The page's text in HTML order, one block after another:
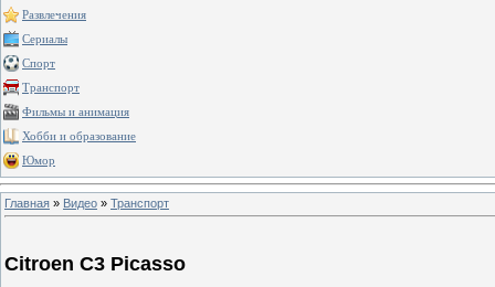
Развлечения
Сериалы
Спорт
Транспорт
Фильмы и анимация
Хобби и образование
Юмор
Главная » Видео » Транспорт
Citroen C3 Picasso